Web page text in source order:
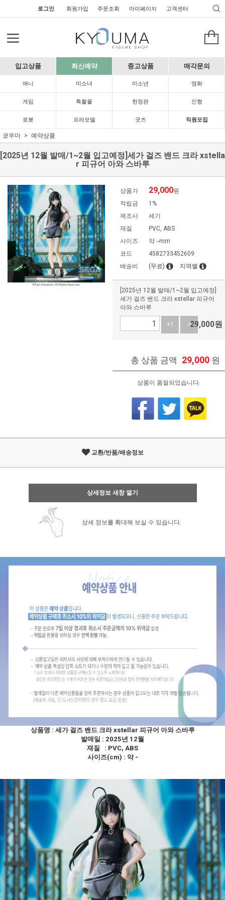
로그인 회원가입 주문조회 마이페이지 고객센터
입고상품 최신예약 중고상품 매각문의
애니 미소녀 미소년 영화
게임 특촬물 한정판 인형
로봇 프라모델 굿즈 직원모집
쿄우마 예약상품
[2025년 12월 발매/1~2월 입고예정]세가 걸즈 밴드 크라 xstella
r 피규어 아와 스바루
상품가 29,000원
적립금
1%
제조사
세가
재질
PVC, ABS
사이즈
약 --mm
코드
4582733452609
배송비
(무료) 지역별
[2025년 12월 발매/1~2월 입고예정]
세가 걸즈 밴드 크라 xstellar 피규어
아와 스바루
+1 -129,000원
총 상품 금액 29,000 원
상품이 품절되었습니다.
교환/반품/배송정보
상세정보 새창 열기
상세 정보를 확대해 보실 수 있습니다.
상품명 : 세가 걸즈 밴드 크라 xstellar 피규어 아와 스바루
발매일 : 2025년 12월
재질 : PVC, ABS
사이즈(cm) : 약 -